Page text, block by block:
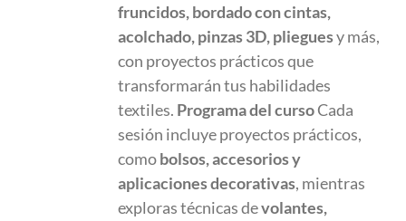
fruncidos, bordado con cintas,
acolchado, pinzas 3D, plieguesy más,
con proyectos prácticos que
transformarán tus habilidades
textiles. Programa del cursoCada
sesión incluye proyectos prácticos,
comobolsos, accesorios y
aplicaciones decorativas, mientras
exploras técnicas devolantes,